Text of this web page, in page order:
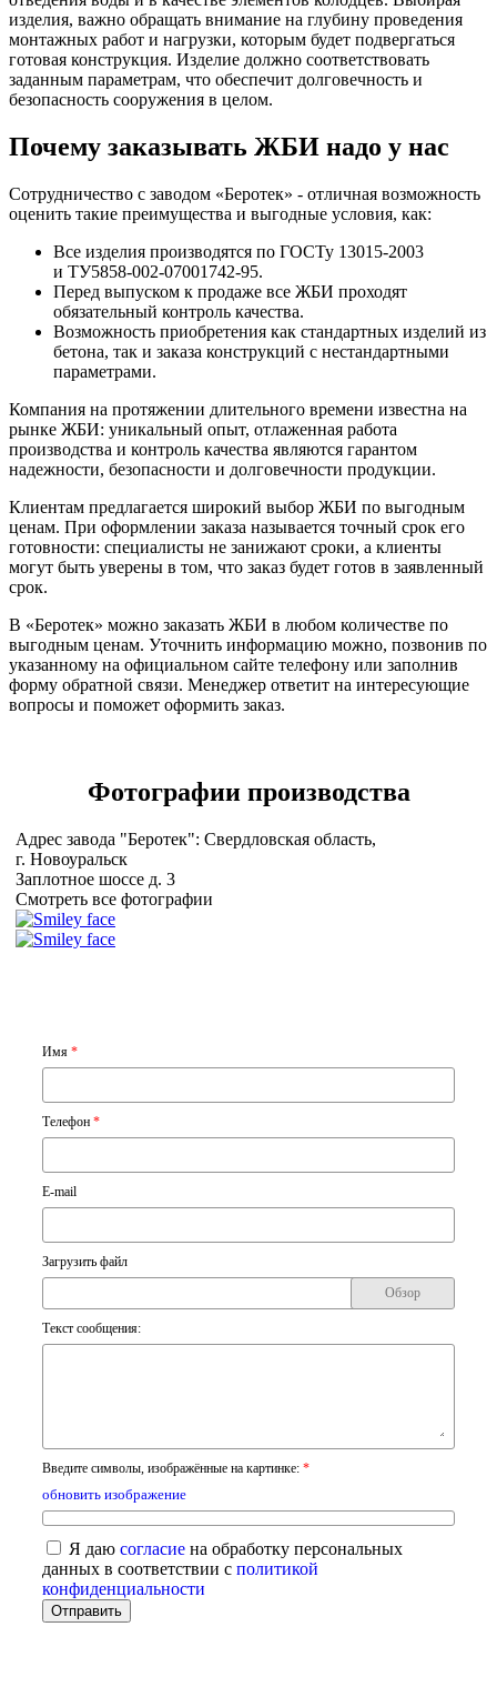
изделия, важно обращать внимание на глубину проведения
монтажных работ и нагрузки, которым будет подвергаться
готовая конструкция. Изделие должно соответствовать
заданным параметрам, что обеспечит долговечность и
безопасность сооружения в целом.
Почему заказывать ЖБИ надо у нас
Сотрудничество с заводом «Беротек» - отличная возможность
оценить такие преимущества и выгодные условия, как:
Все изделия производятся по ГОСТу 13015-2003
и ТУ5858-002-07001742-95.
Перед выпуском к продаже все ЖБИ проходят
обязательный контроль качества.
Возможность приобретения как стандартных изделий из
бетона, так и заказа конструкций с нестандартными
параметрами.
Компания на протяжении длительного времени известна на
рынке ЖБИ: уникальный опыт, отлаженная работа
производства и контроль качества являются гарантом
надежности, безопасности и долговечности продукции.
Клиентам предлагается широкий выбор ЖБИ по выгодным
ценам. При оформлении заказа называется точный срок его
готовности: специалисты не занижают сроки, а клиенты
могут быть уверены в том, что заказ будет готов в заявленный
срок.
В «Беротек» можно заказать ЖБИ в любом количестве по
выгодным ценам. Уточнить информацию можно, позвонив по
указанному на официальном сайте телефону или заполнив
форму обратной связи. Менеджер ответит на интересующие
вопросы и поможет оформить заказ.
Фотографии производства
Адрес завода "Беротек": Свердловская область,
г. Новоуральск
Заплотное шоссе д. 3
Смотреть все фотографии
Имя *
Телефон *
E-mail
Загрузить файл
Обзор
Текст сообщения:
Введите символы, изображённые на картинке: *
обновить изображение
Я даю согласие на обработку персональных
данных в соответствии с политикой
конфиденциальности